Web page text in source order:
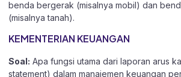
benda bergerak (misalnya mobil) dan
(misalnya tanah).
KEMENTERIAN KEUANGAN
Soal: Apa fungsi utama dari laporan arus
statement) dalam manajemen keuangan